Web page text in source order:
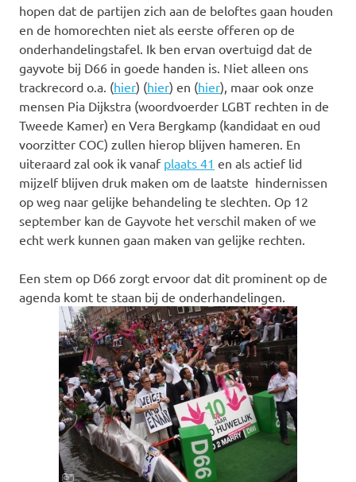
hopen dat de partijen zich aan de beloftes gaan houden
en de homorechten niet als eerste offeren op de
onderhandelingstafel. Ik ben ervan overtuigd dat de
gayvote bij D66 in goede handen is. Niet alleen ons
trackrecord o.a. (hier) (hier) en (hier), maar ook onze
mensen Pia Dijkstra (woordvoerder LGBT rechten in de
Tweede Kamer) en Vera Bergkamp (kandidaat en oud
voorzitter COC) zullen hierop blijven hameren. En
uiteraard zal ook ik vanaf plaats 41 en als actief lid
mijzelf blijven druk maken om de laatste hindernissen
op weg naar gelijke behandeling te slechten. Op 12
september kan de Gayvote het verschil maken of we
echt werk kunnen gaan maken van gelijke rechten.
Een stem op D66 zorgt ervoor dat dit prominent op de
agenda komt te staan bij de onderhandelingen.